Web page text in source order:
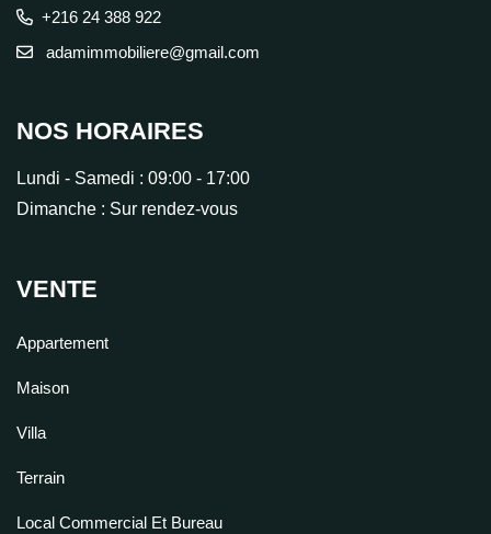
+216 24 388 922
adamimmobiliere@gmail.com
NOS HORAIRES
Lundi - Samedi : 09:00 - 17:00
Dimanche : Sur rendez-vous
VENTE
Appartement
Maison
Villa
Terrain
Local Commercial Et Bureau